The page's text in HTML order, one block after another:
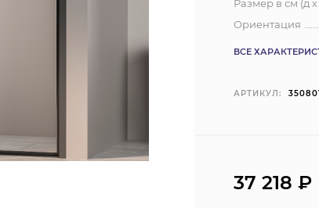
Размер в см (д
Ориентация
ВСЕ
АРТИКУЛ:
37 218₽